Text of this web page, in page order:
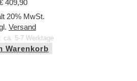
409,90
20% MwSt.
Versand
ca. 5-7 Werktage
Warenkorb